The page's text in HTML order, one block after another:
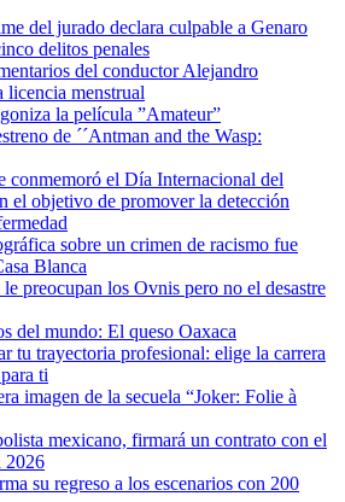
del jurado declara culpable a Genaro
delitos penales
del conductor Alejandro
menstrual
la película ”Amateur”
de ´´Antman and the Wasp:
conmemoró el Día Internacional del
el objetivo de promover la detección
sobre un crimen de racismo fue
Blanca
preocupan los Ovnis pero no el desastre
del mundo: El queso Oaxaca
tu trayectoria profesional: elige la carrera
ti
imagen de la secuela “Joker: Folie à
mexicano, firmará un contrato con el
2026
su regreso a los escenarios con 200